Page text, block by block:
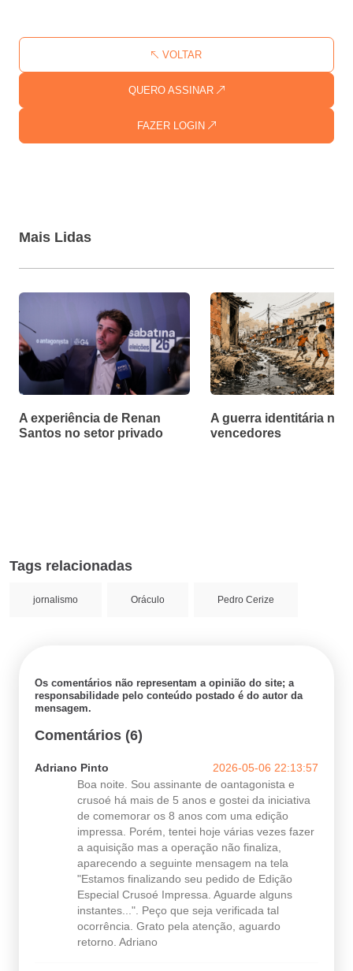
FAZER LOGIN
QUERO ASSINAR
VOLTAR
Mais Lidas
A experiência de Renan
Santos no setor privado
A guerra identitária não
vencedores
Tags relacionadas
jornalismo Oráculo Pedro Cerize
Os comentários não representam a opinião do site; a
responsabilidade pelo conteúdo postado é do autor da
mensagem.
Comentários (6)
Adriano Pinto
2026-05-06 22:13:57
Boa noite. Sou assinante de oantagonista e
crusoé há mais de 5 anos e gostei da iniciativa
de comemorar os 8 anos com uma edição
impressa. Porém, tentei hoje várias vezes fazer
a aquisição mas a operação não finaliza,
aparecendo a seguinte mensagem na tela
"Estamos finalizando seu pedido de Edição
Especial Crusoé Impressa. Aguarde alguns
instantes...". Peço que seja verificada tal
ocorrência. Grato pela atenção, aguardo
retorno. Adriano